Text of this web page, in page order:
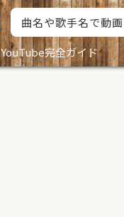
YouTube完全ガイド